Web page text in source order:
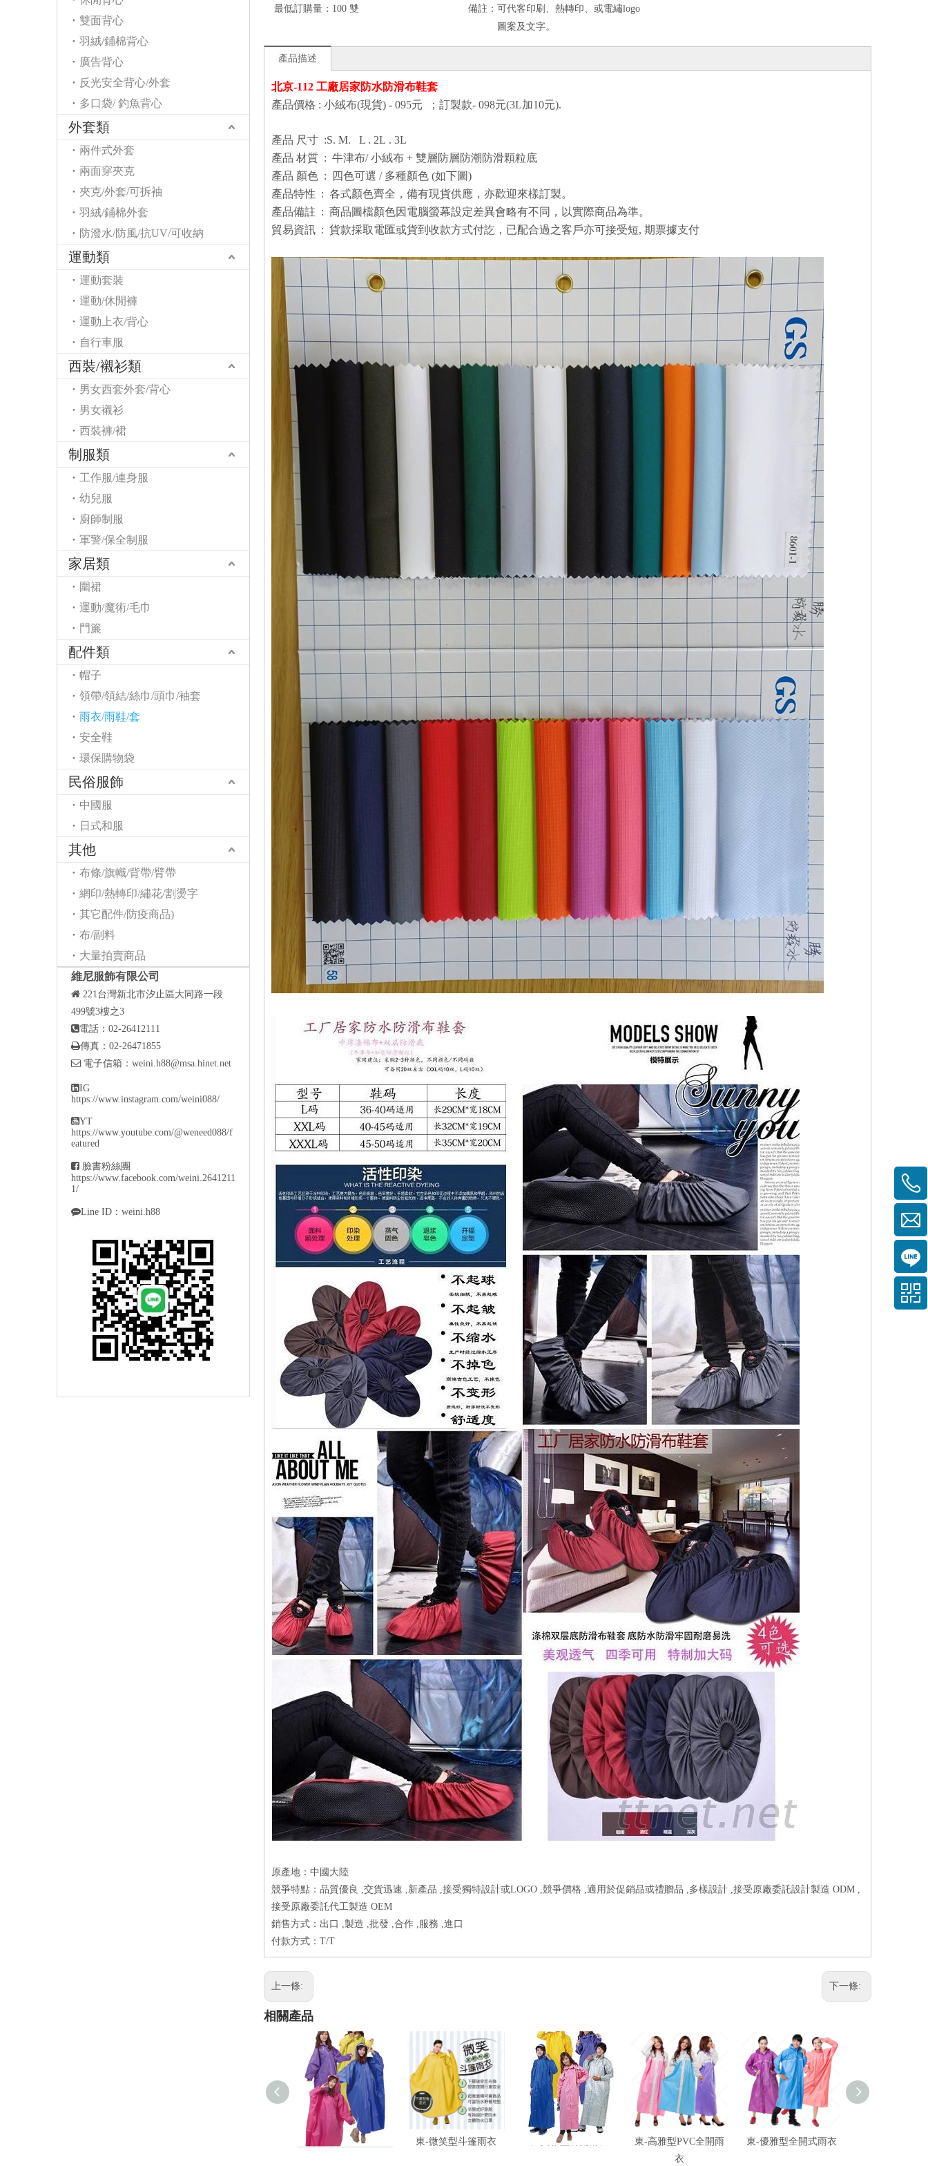
雙面背心
羽絨/鋪棉背心
廣告背心
反光安全背心/外套
多口袋/ 釣魚背心
外套類
兩件式外套
兩面穿夾克
夾克/外套/可拆袖
羽絨/鋪棉外套
防潑水/防風/抗UV/可收納
運動類
運動套裝
運動/休閒褲
運動上衣/背心
自行車服
西裝/襯衫類
男女西套外套/背心
男女襯衫
西裝褲/裙
制服類
工作服/連身服
幼兒服
廚師制服
軍警/保全制服
家居類
圍裙
運動/魔術/毛巾
門簾
配件類
帽子
領帶/領結/絲巾/頭巾/袖套
雨衣/雨鞋/套
安全鞋
環保購物袋
民俗服飾
中國服
日式和服
其他
布條/旗幟/背帶/臂帶
網印/熱轉印/繡花/割燙字
其它配件/防疫商品)
布/副料
大量拍賣商品
維尼服飾有限公司
 221台灣新北市汐止區大同路一段
499號3樓之3
電話：02-26412111
傳真：02-26471855
 電子信箱： weini.h88@msa.hinet.net
IG
https://www.instagram.com/weini088/
YT
https://www.youtube.com/@weneed088/f
eatured
 臉書粉絲團
https://www.facebook.com/weini.2641211
1/
Line ID：weini.h88
最低訂購量： 100 雙 備註： 可代客印刷、熱轉印、或電繡logo
圖案及文字。
產品描述
北京-112 工廠居家防水防滑布鞋套
產品價格 : 小絨布(現貨) - 095元 ；訂製款- 098元(3L加10元).
產品 尺寸 :S. M.
L . 2L . 3L
產品 材質 : 牛津布/ 小絨布 + 雙層防層防潮防滑顆粒底
產品 顏色 :
四色可選 / 多種顏色 (如下圖)
產品特性 : 各式顏色齊全，備有現貨供應，亦歡迎來樣訂製。
產品備註 : 商品圖檔顏色因電腦螢幕設定差異會略有不同，以實際商品為準。
貿易資訊 : 貨款採取電匯或貨到收款方式付訖，已配合過之客戶亦可接受短, 期票據支付
原產地：中國大陸
競爭特點：品質優良 ,交貨迅速 ,新產品 ,接受獨特設計或LOGO ,競爭價格 ,適用於促銷品或禮贈品 ,多樣設計 ,接受原廠委託設計製造 ODM ,
接受原廠委託代工製造 OEM
銷售方式：出口 ,製造 ,批發 ,合作 ,服務 ,進口
付款方式：T/T
上一條: 下一條:
相關產品
東-登山龍太空雨衣 東-微笑型斗篷雨衣 東-典雅型前開雨衣
東-高雅型PVC全開雨
衣
東-優雅型全開式雨衣